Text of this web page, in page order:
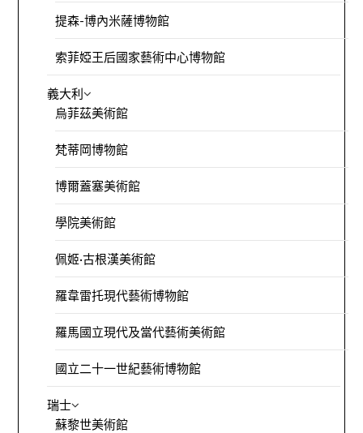
提森-博內米薩博物館
索菲婭王后國家藝術中心博物館
義大利
烏菲茲美術館
梵蒂岡博物館
博爾蓋塞美術館
學院美術館
佩姬·古根漢美術館
羅韋雷托現代藝術博物館
羅馬國立現代及當代藝術美術館
國立二十一世紀藝術博物館
瑞士
蘇黎世美術館